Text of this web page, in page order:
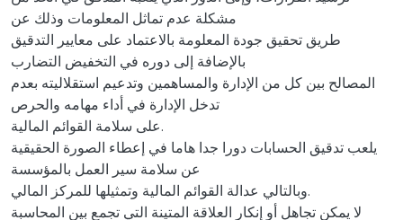
مشكلة عدم تماثل المعلومات وذلك عن
طريق تحقيق جودة المعلومة بالاعتماد على معايير التدقيق
بالإضافة إلى دوره في التخفيض التضارب
المصالح بين كل من الإدارة والمساهمين وتدعيم استقلاليته بعدم
تدخل الإدارة في أداء مهامه والحرص
على سلامة القوائم المالية.
يلعب تدقيق الحسابات دورا جدا هاما في إعطاء الصورة الحقيقية
عن سلامة سير العمل بالمؤسسة
وبالتالي عدالة القوائم المالية وتمثيلها للمركز المالي.
لا يمكن تجاهل أو إنكار العلاقة المتينة التي تجمع بين المحاسبة